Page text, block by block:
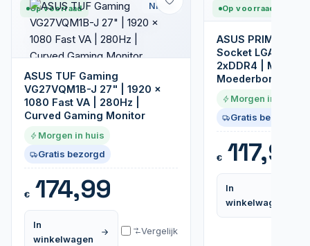
Op voorraad Nieuw
ASUS TUF Gaming
VG27VQM1B-J 27" | 1920 x
1080 Fast VA | 280Hz |
Curved Gaming Monitor
Morgen in huis
Gratis bezorgd
€174,99
In
winkelwagen
Vergelijk
Op voorraad
ASUS PRIME
Socket LGA 1700
2xDDR4 | Micro-
Moederbord
Morgen in huis
Gratis bezorgd
€117,99
In
winkelwagen